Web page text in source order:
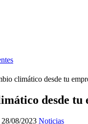
climático desde tu
desde tu
08/2023 Noticias